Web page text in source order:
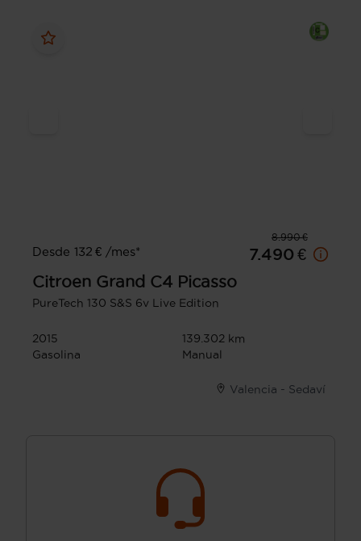
8.990 €
Desde 132 € /mes*
7.490 €
Citroen Grand C4 Picasso
PureTech 130 S&S 6v Live Edition
2015
139.302 km
Gasolina
Manual
Valencia - Sedaví